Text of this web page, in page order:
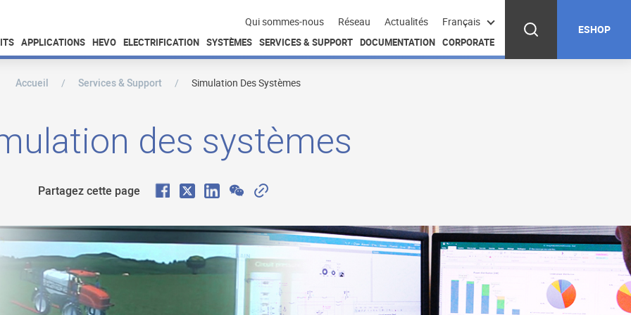
Qui sommes-nous Réseau Actualités Français
APPLICATIONS HEVO ELECTRIFICATION SYSTÈMES SERVICES & SUPPORT DOCUMENTATION CORPORATE
ESHOP
Accueil Services & Support Simulation Des Systèmes
des systèmes
Partagez cette page F
c
e
b
X L
n
k
W
C
h
a
t
C
p
y
L
i